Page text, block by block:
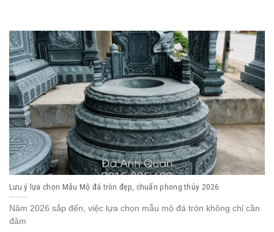
Lưu ý lựa chọn Mẫu Mộ đá tròn đẹp, chuẩn phong thủy 2026
Năm 2026 sắp đến, việc lựa chọn mẫu mộ đá tròn không chỉ cần
đảm